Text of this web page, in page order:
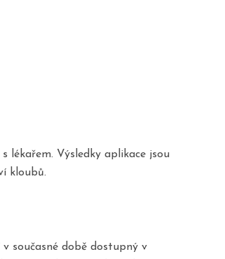
lékařem. Výsledky aplikace jsou
kloubů.
současné době dostupný v